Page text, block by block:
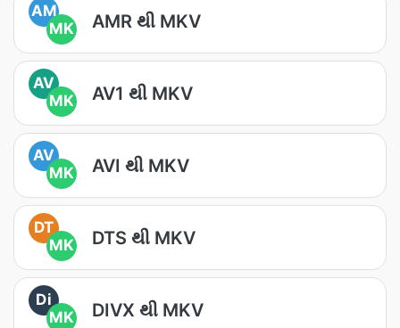
AM
MK
AMR થી MKV
AV
MK
AV1 થી MKV
AV
MK
AVI થી MKV
DT
MK
DTS થી MKV
Di
MK
DIVX થી MKV